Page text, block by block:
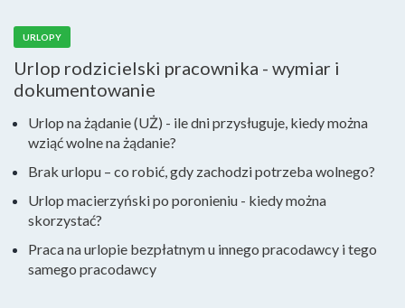
URLOPY
Urlop rodzicielski pracownika - wymiar i
dokumentowanie
Urlop na żądanie (UŻ) - ile dni przysługuje, kiedy można
wziąć wolne na żądanie?
Brak urlopu – co robić, gdy zachodzi potrzeba wolnego?
Urlop macierzyński po poronieniu - kiedy można
skorzystać?
Praca na urlopie bezpłatnym u innego pracodawcy i tego
samego pracodawcy